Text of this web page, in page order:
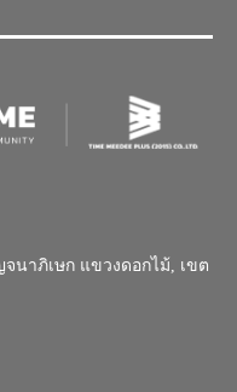
นาภิเษก แขวงดอกไม้, เขต